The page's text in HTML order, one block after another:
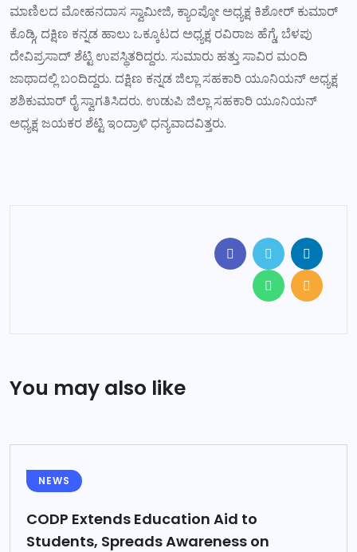
ಮಾಣಿಲದ ಮೋಹನದಾಸ ಸ್ವಾಮೀಜಿ, ಕ್ಯಾಂಪ್ಕೋ ಅಧ್ಯಕ್ಷ ಕಿಶೋರ್ ಕುಮಾರ್
ಕೊಡ್ಗಿ, ದಕ್ಷಿಣ ಕನ್ನಡ ಹಾಲು ಒಕ್ಕೂಟದ ಅಧ್ಯಕ್ಷ ರವಿರಾಜ ಹೆಗ್ಡೆ, ಬೆಳಪು
ದೇವಿಪ್ರಸಾದ್ ಶೆಟ್ಟಿ ಉಪಸ್ಥಿತರಿದ್ದರು. ಸುಮಾರು ಹತ್ತು ಸಾವಿರ ಮಂದಿ
ಜಾಥಾದಲ್ಲಿ ಬಂದಿದ್ದರು. ದಕ್ಷಿಣ ಕನ್ನಡ ಜಿಲ್ಲಾ ಸಹಕಾರಿ ಯೂನಿಯನ್ ಅಧ್ಯಕ್ಷ
ಶಶಿಕುಮಾರ್ ರೈ ಸ್ವಾಗತಿಸಿದರು. ಉಡುಪಿ ಜಿಲ್ಲಾ ಸಹಕಾರಿ ಯೂನಿಯನ್
ಅಧ್ಯಕ್ಷ ಜಯಕರ ಶೆಟ್ಟಿ ಇಂದ್ರಾಳಿ ಧನ್ಯವಾದವಿತ್ತರು.
You may also like
NEWS
CODP Extends Education Aid to
Students, Spreads Awareness on